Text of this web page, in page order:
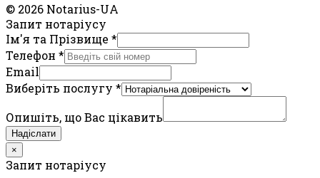
© 2026 Notarius-UA
Запит нотаріусу
Ім'я та Прізвище *
Телефон *
Email
Виберіть послугу *
Опишіть, що Вас цікавить
Надіслати
×
Запит нотаріусу